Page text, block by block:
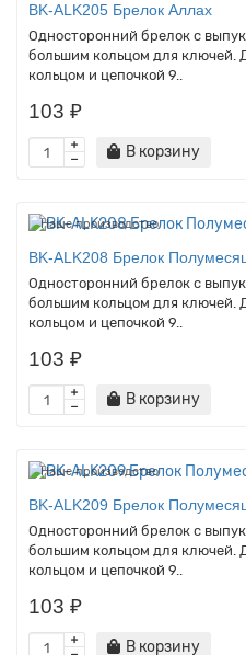
BK-ALK205 Брелок Аллах
Односторонний брелок с
большим кольцом для ключей.
кольцом и цепочкой 9..
103 ₽
В корзину
Наше производство
BK-ALK208 Брелок
Односторонний брелок с
большим кольцом для ключей.
кольцом и цепочкой 9..
103 ₽
В корзину
Наше производство
BK-ALK209 Брелок
Односторонний брелок с
большим кольцом для ключей.
кольцом и цепочкой 9..
103 ₽
В корзину